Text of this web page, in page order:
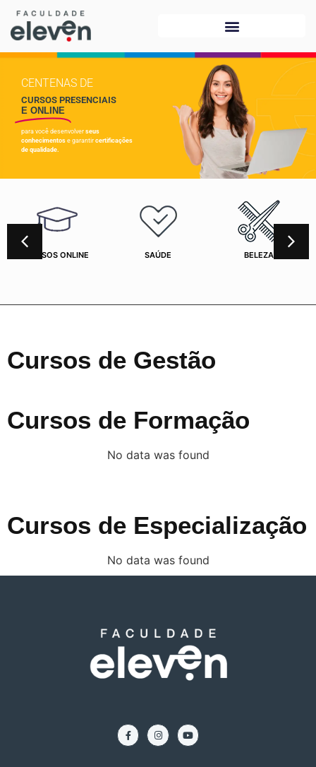
CENTENAS DE
CURSOS PRESENCIAIS
E ONLINE
para você desenvolver seus
conhecimentos e garantir certificações
de qualidade.
CURSOS ONLINE SAÚDE BELEZA
Cursos de Gestão
Cursos de Formação
No data was found
Cursos de Especialização
No data was found